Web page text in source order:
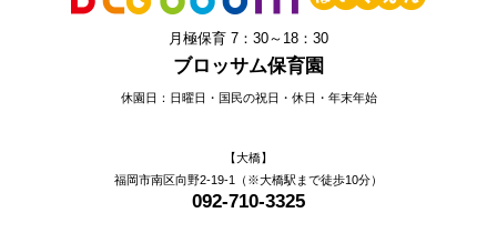
月極保育 7：30～18：30
ブロッサム保育園
休園日：日曜日・国民の祝日・休日・年末年始
【大橋】
福岡市南区向野2-19-1（※大橋駅まで徒歩10分）
092-710-3325